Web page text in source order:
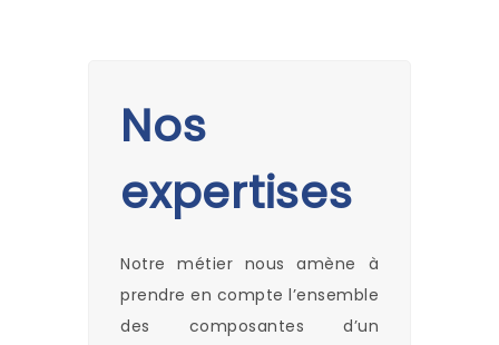
Nos
expertises
Notre métier nous amène à
prendre en compte l’ensemble
des composantes d’un